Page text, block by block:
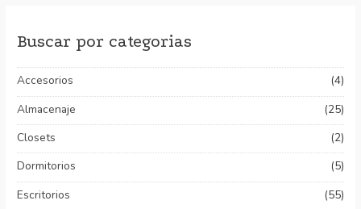
Buscar por categorias
Accesorios
(4)
Almacenaje
(25)
Closets
(2)
Dormitorios
(5)
Escritorios
(55)